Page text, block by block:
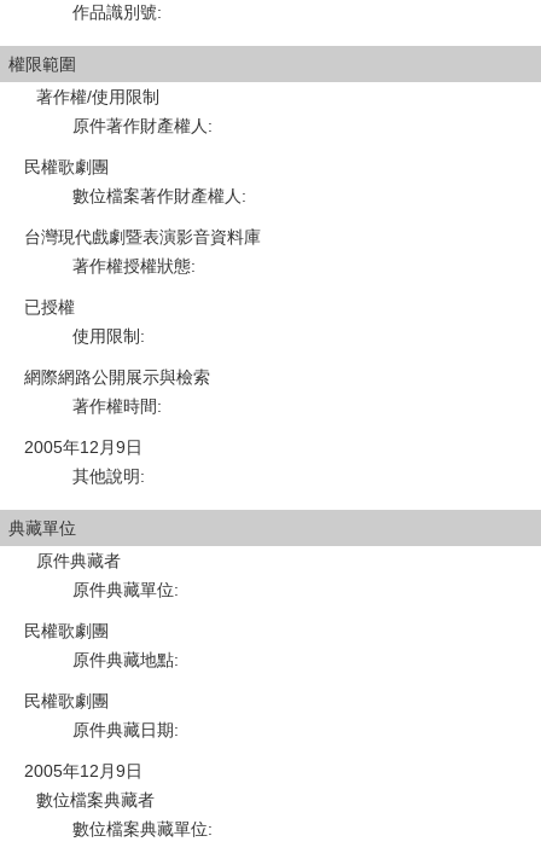
作品識別號:
權限範圍
著作權/使用限制
原件著作財產權人:
民權歌劇團
數位檔案著作財產權人:
台灣現代戲劇暨表演影音資料庫
著作權授權狀態:
已授權
使用限制 :
網際網路公開展示與檢索
著作權時間:
2005年12月9日
其他說明:
典藏單位
原件典藏者
原件典藏單位:
民權歌劇團
原件典藏地點:
民權歌劇團
原件典藏日期:
2005年12月9日
數位檔案典藏者
數位檔案典藏單位: